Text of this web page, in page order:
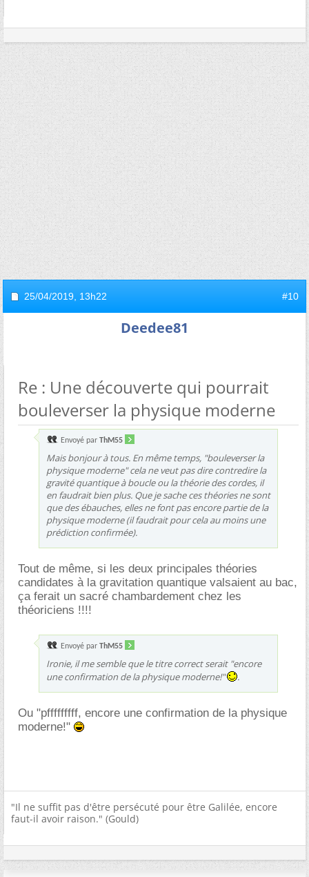
25/04/2019, 13h22 #10
Deedee81
Re : Une découverte qui pourrait
bouleverser la physique moderne
Envoyé par ThM55
Mais bonjour à tous. En même temps, "bouleverser la
physique moderne" cela ne veut pas dire contredire la
gravité quantique à boucle ou la théorie des cordes, il
en faudrait bien plus. Que je sache ces théories ne sont
que des ébauches, elles ne font pas encore partie de la
physique moderne (il faudrait pour cela au moins une
prédiction confirmée).
Tout de même, si les deux principales théories
candidates à la gravitation quantique valsaient au bac,
ça ferait un sacré chambardement chez les
théoriciens !!!!
Envoyé par ThM55
Ironie, il me semble que le titre correct serait "encore
une confirmation de la physique moderne!"
.
Ou "pfffffffff, encore une confirmation de la physique
moderne!"
"Il ne suffit pas d'être persécuté pour être Galilée, encore
faut-il avoir raison." (Gould)